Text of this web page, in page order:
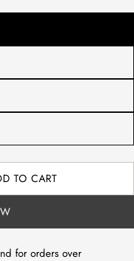
正方雙色拉絲翡翠小
FOR 正方雙色拉
TO CART
for orders over
處，再對照
寸。